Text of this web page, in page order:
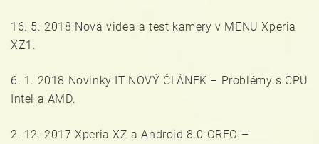
16. 5. 2018 Nová videa a test kamery v MENU Xperia
XZ1.
6. 1. 2018 Novinky IT:NOVÝ ČLÁNEK – Problémy s CPU
Intel a AMD.
2. 12. 2017 Xperia XZ a Android 8.0 OREO –